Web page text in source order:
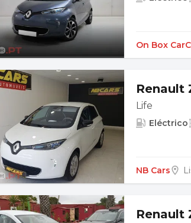
On Box
Renault
Life
Eléctrico
NB Cars
Renault